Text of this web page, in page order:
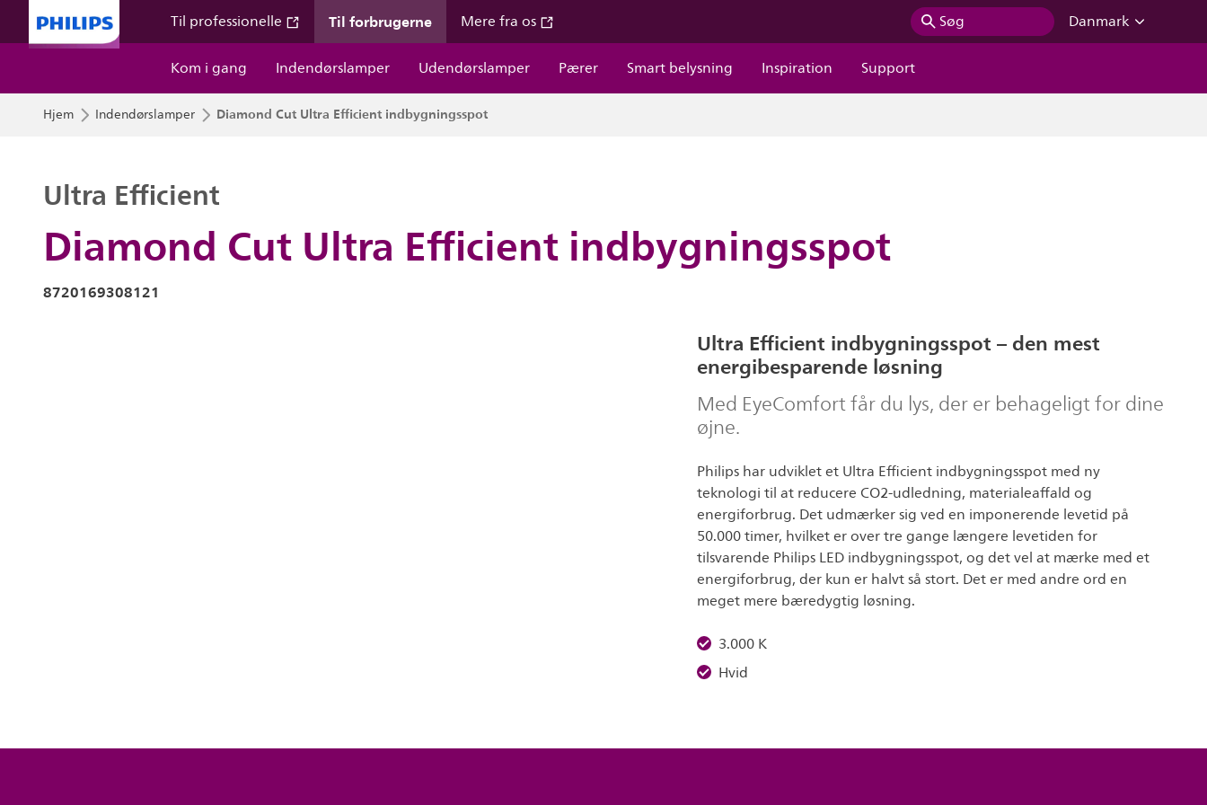
Til professionelle Til forbrugerne Mere fra os Søg
Danmark
Kom i gang
Indendørslamper Udendørslamper Pærer Smart belysning Inspiration Support
Hjem Indendørslamper Diamond Cut Ultra Efficient indbygningsspot
Diamond Cut Ultra Efficient indbygningsspot
Ultra Efficient
8720169308121
Ultra Efficient indbygningsspot – den mest
energibesparende løsning
Med EyeComfort får du lys, der er behageligt for dine
øjne.
Philips har udviklet et Ultra Efficient indbygningsspot med ny
teknologi til at reducere CO2-udledning, materialeaffald og
energiforbrug. Det udmærker sig ved en imponerende levetid på
50.000 timer, hvilket er over tre gange længere levetiden for
tilsvarende Philips LED indbygningsspot, og det vel at mærke med et
energiforbrug, der kun er halvt så stort. Det er med andre ord en
meget mere bæredygtig løsning.
3.000 K
Hvid